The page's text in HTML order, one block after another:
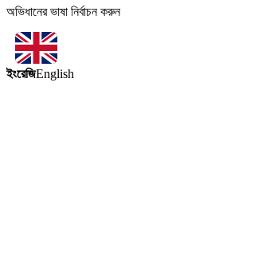
অভিধানের ভাষা নির্বাচন করুন
ইংরেজিEnglish